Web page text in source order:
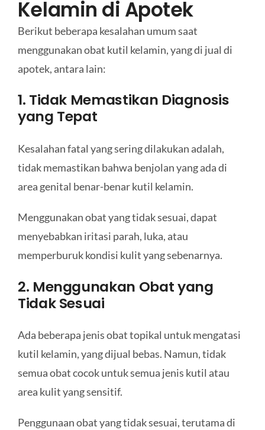
Kelamin di Apotek
Berikut beberapa kesalahan umum saat
menggunakan obat kutil kelamin, yang di jual di
apotek, antara lain:
1. Tidak Memastikan Diagnosis
yang Tepat
Kesalahan fatal yang sering dilakukan adalah,
tidak memastikan bahwa benjolan yang ada di
area genital benar-benar kutil kelamin.
Menggunakan obat yang tidak sesuai, dapat
menyebabkan iritasi parah, luka, atau
memperburuk kondisi kulit yang sebenarnya.
2. Menggunakan Obat yang
Tidak Sesuai
Ada beberapa jenis obat topikal untuk mengatasi
kutil kelamin, yang dijual bebas. Namun, tidak
semua obat cocok untuk semua jenis kutil atau
area kulit yang sensitif.
Penggunaan obat yang tidak sesuai, terutama di